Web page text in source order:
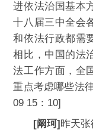
进依法治国基本
十八届三中全会
和依法行政都需
相比，中国的法
法工作方面，全
重点考虑哪些法
09 15：10]
[阚珂]昨天张